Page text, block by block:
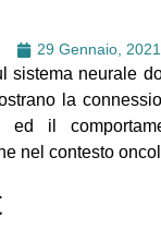
29 Gennaio, 2021
sistema neurale
la
ed il
nel contesto